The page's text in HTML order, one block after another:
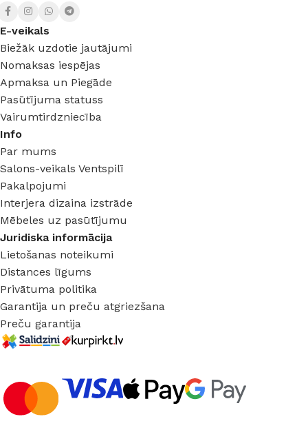
E-veikals
Biežāk uzdotie jautājumi
Nomaksas iespējas
Apmaksa un Piegāde
Pasūtījuma statuss
Vairumtirdzniecība
Info
Par mums
Salons-veikals Ventspilī
Pakalpojumi
Interjera dizaina izstrāde
Mēbeles uz pasūtījumu
Juridiska informācija
Lietošanas noteikumi
Distances līgums
Privātuma politika
Garantija un preču atgriezšana
Preču garantija